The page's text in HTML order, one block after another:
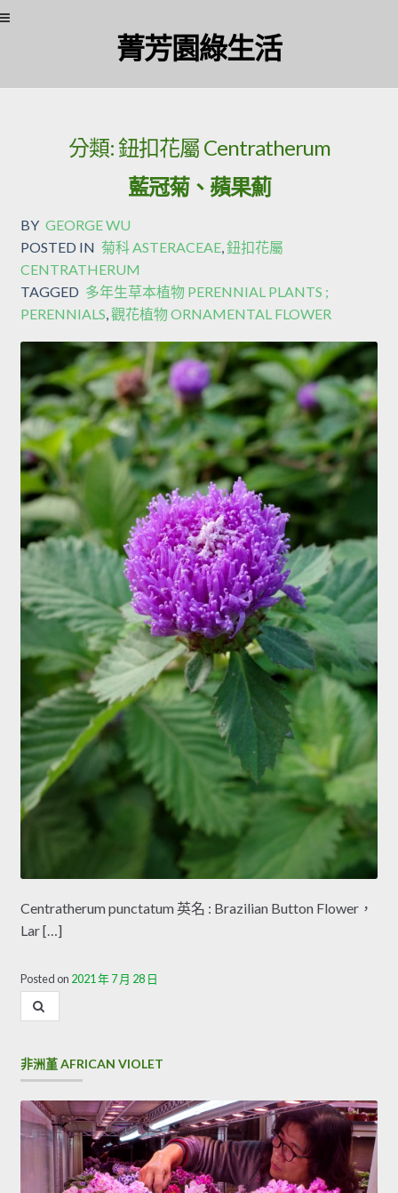
菁芳園綠生活
分類: 鈕扣花屬 Centratherum
藍冠菊、蘋果薊
BY GEORGE WU
POSTED IN 菊科 ASTERACEAE,鈕扣花屬
CENTRATHERUM
TAGGED 多年生草本植物 PERENNIAL PLANTS ;
PERENNIALS,觀花植物 ORNAMENTAL FLOWER
Centratherum punctatum 英名 : Brazilian Button Flower，
Lar […]
Posted on 2021 年 7 月 28 日
容
尋
非洲堇 AFRICAN VIOLET